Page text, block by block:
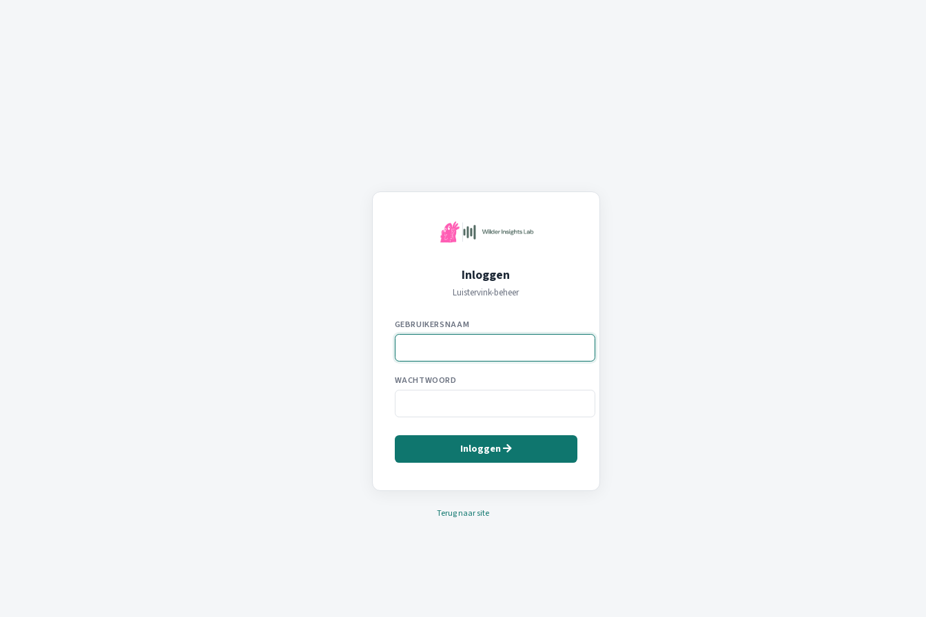
Inloggen
Luistervink-beheer
GEBRUIKERSNAAM
WACHTWOORD
Inloggen
Terug naar site